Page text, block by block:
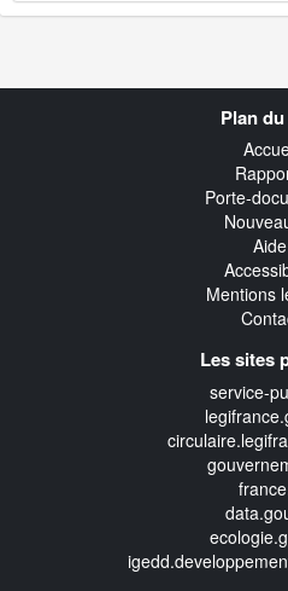
Plan
Porte-
Aide
Mentions
Les sites
service-